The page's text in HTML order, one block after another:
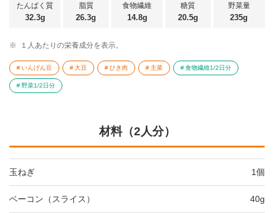
たんぱく質
32.3g
脂質
26.3g
食物繊維
14.8g
糖質
20.5g
野菜量
235g
※ １人あたりの栄養成分を表示。
いんげん豆 大豆 ひき肉 主菜 食物繊維1/2日分
野菜1/2日分
材料（2人分）
玉ねぎ 1個
ベーコン（スライス） 40g